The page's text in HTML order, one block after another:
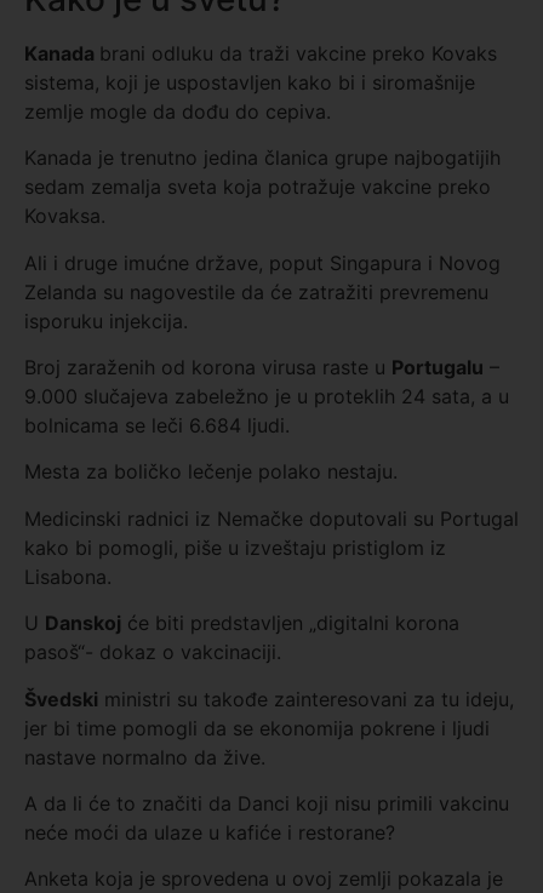
Kanada brani odluku da traži vakcine preko Kovaks
sistema, koji je uspostavljen kako bi i siromašnije
zemlje mogle da dođu do cepiva.
Kanada je trenutno jedina članica grupe najbogatijih
sedam zemalja sveta koja potražuje vakcine preko
Kovaksa.
Ali i druge imućne države, poput Singapura i Novog
Zelanda su nagovestile da će zatražiti prevremenu
isporuku injekcija.
Broj zaraženih od korona virusa raste u Portugalu –
9.000 slučajeva zabeležno je u proteklih 24 sata, a u
bolnicama se leči 6.684 ljudi.
Mesta za boličko lečenje polako nestaju.
Medicinski radnici iz Nemačke doputovali su Portugal
kako bi pomogli, piše u izveštaju pristiglom iz
Lisabona.
U Danskoj će biti predstavljen „digitalni korona
pasoš“- dokaz o vakcinaciji.
Švedski ministri su takođe zainteresovani za tu ideju,
jer bi time pomogli da se ekonomija pokrene i ljudi
nastave normalno da žive.
A da li će to značiti da Danci koji nisu primili vakcinu
neće moći da ulaze u kafiće i restorane?
Anketa koja je sprovedena u ovoj zemlji pokazala je